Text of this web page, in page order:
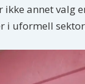
annet valg
uformell